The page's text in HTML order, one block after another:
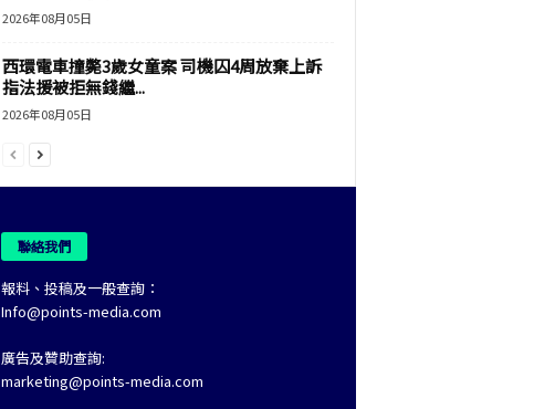
2026年08月05日
西環電車撞斃3歲女童案 司機囚4周放棄上訴
指法援被拒無錢繼...
2026年08月05日
聯絡我們
報料、投稿及一般查詢：
Info@points-media.com
廣告及贊助查詢:
marketing@points-media.com